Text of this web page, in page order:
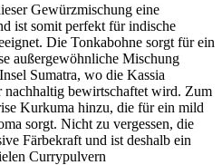
Gewürzmischung eine
ist somit perfekt für indische
Die Tonkabohne sorgt für ein
außergewöhnliche Mischung
Sumatra, wo die Kassia
nachhaltig bewirtschaftet wird. Zum
Kurkuma hinzu, die für ein mild
sorgt. Nicht zu vergessen, die
Färbekraft und ist deshalb ein
Currypulvern